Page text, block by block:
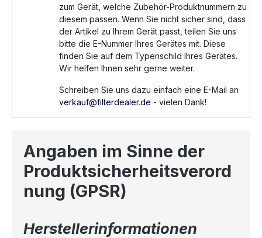
zum Gerät, welche Zubehör-Produktnummern zu
diesem passen. Wenn Sie nicht sicher sind, dass
der Artikel zu Ihrem Gerät passt, teilen Sie uns
bitte die E-Nummer Ihres Gerätes mit. Diese
finden Sie auf dem Typenschild Ihres Gerätes.
Wir helfen Ihnen sehr gerne weiter.
Schreiben Sie uns dazu einfach eine E-Mail an
verkauf@filterdealer.de - vielen Dank!
Angaben im Sinne der
Produktsicherheitsverord
nung (GPSR)
Herstellerinformationen